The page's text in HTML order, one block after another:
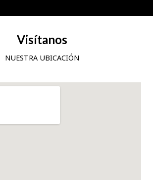
Visítanos
NUESTRA UBICACIÓN